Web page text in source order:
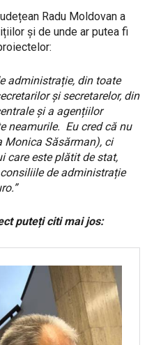
Radu Moldovan a
și de unde ar putea fi
administrație, din toate
și secretarelor, din
și a agențiilor
neamurile. Eu cred că nu
Monica Săsărman), ci
care este plătit de stat,
de administrație
puteți citi mai jos: